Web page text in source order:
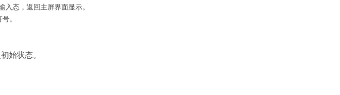
入态，返回主屏界面显示。
号。
始状态。